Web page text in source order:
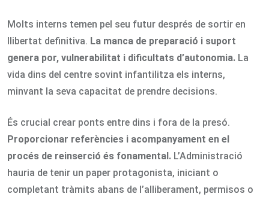
Molts interns temen pel seu futur després de sortir en
llibertat definitiva. La manca de preparació i suport
genera por, vulnerabilitat i dificultats d’autonomia. La
vida dins del centre sovint infantilitza els interns,
minvant la seva capacitat de prendre decisions.
És crucial crear ponts entre dins i fora de la presó.
Proporcionar referències i acompanyament en el
procés de reinserció és fonamental. L’Administració
hauria de tenir un paper protagonista, iniciant o
completant tràmits abans de l’alliberament, permisos o